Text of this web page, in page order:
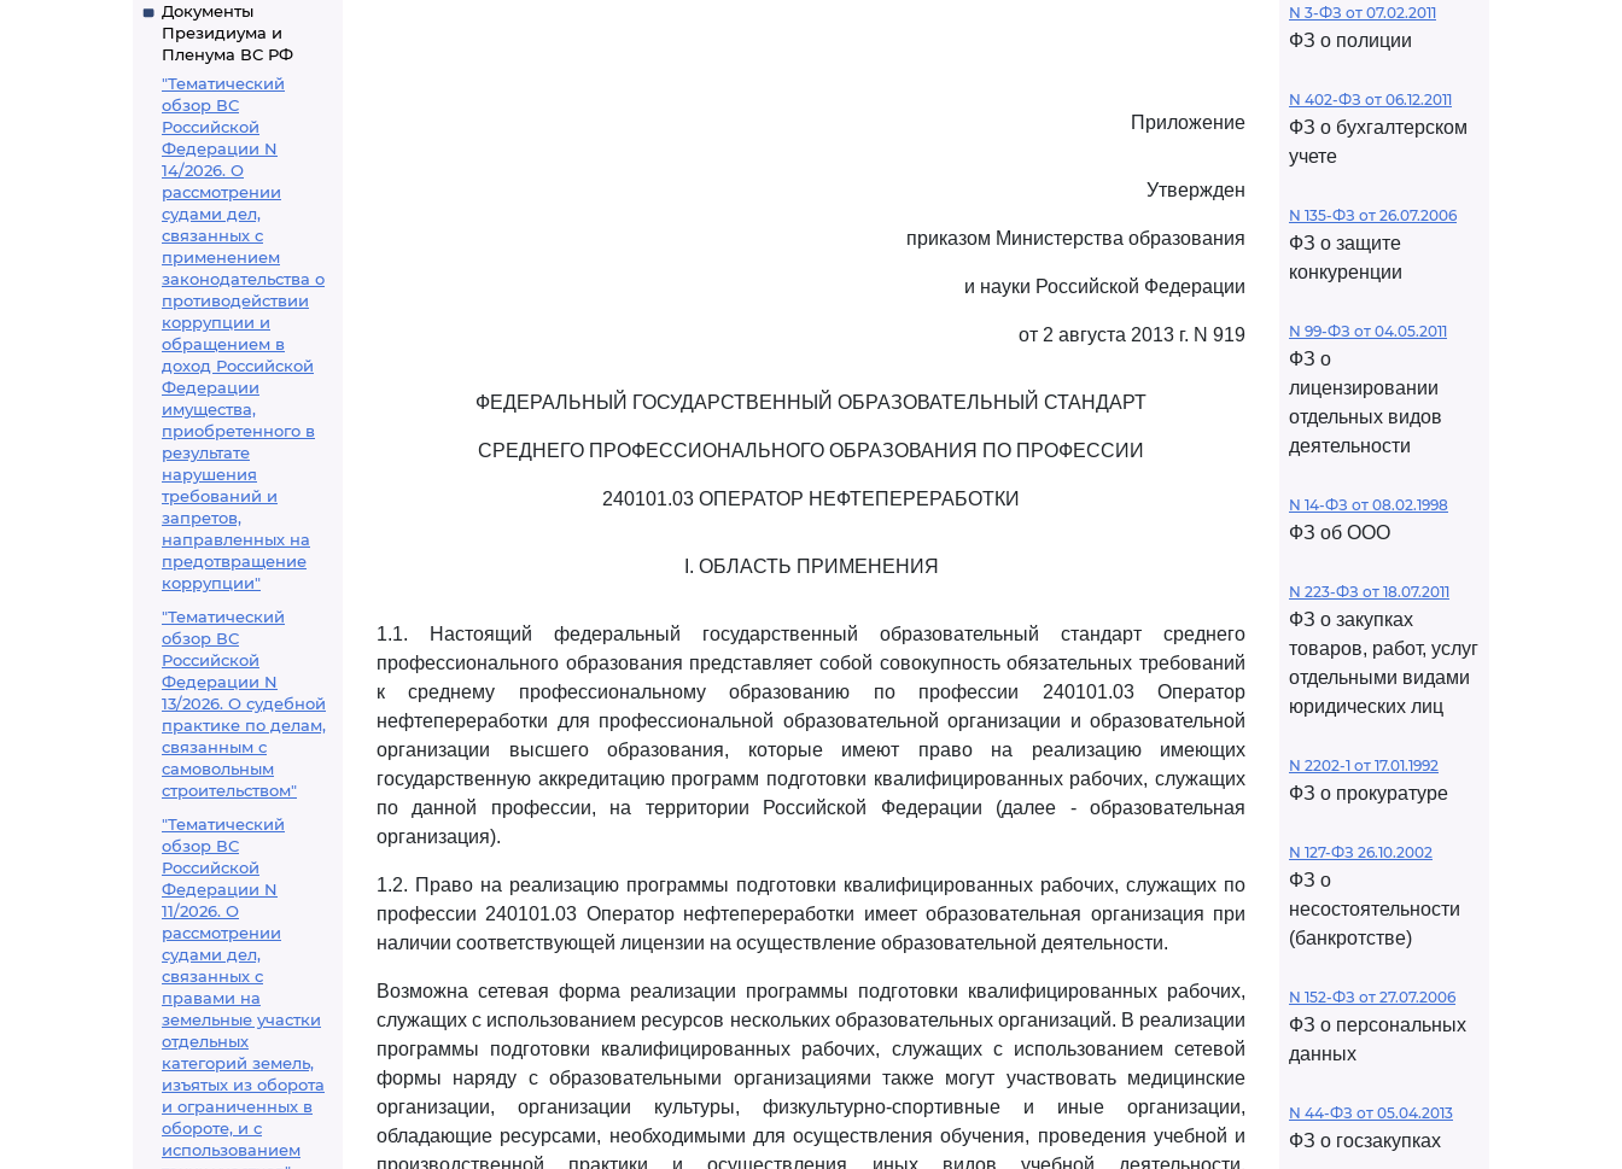
Документы
Президиума и
Пленума ВС РФ
"Тематический
обзор ВС
Российской
Федерации N
14/2026. О
рассмотрении
судами дел,
связанных с
применением
законодательства о
противодействии
коррупции и
обращением в
доход Российской
Федерации
имущества,
приобретенного в
результате
нарушения
требований и
запретов,
направленных на
предотвращение
коррупции"
"Тематический
обзор ВС
Российской
Федерации N
13/2026. О судебной
практике по делам,
связанным с
самовольным
строительством"
"Тематический
обзор ВС
Российской
Федерации N
11/2026. О
рассмотрении
судами дел,
связанных с
правами на
земельные участки
отдельных
категорий земель,
изъятых из оборота
и ограниченных в
обороте, и с
использованием
Приложение
Утвержден
приказом Министерства образования
и науки Российской Федерации
от 2 августа 2013 г. N 919
ФЕДЕРАЛЬНЫЙ ГОСУДАРСТВЕННЫЙ ОБРАЗОВАТЕЛЬНЫЙ СТАНДАРТ
СРЕДНЕГО ПРОФЕССИОНАЛЬНОГО ОБРАЗОВАНИЯ ПО ПРОФЕССИИ
240101.03 ОПЕРАТОР НЕФТЕПЕРЕРАБОТКИ
I. ОБЛАСТЬ ПРИМЕНЕНИЯ
1.1. Настоящий федеральный государственный образовательный стандарт среднего
профессионального образования представляет собой совокупность обязательных требований
к среднему профессиональному образованию по профессии 240101.03 Оператор
нефтепереработки для профессиональной образовательной организации и образовательной
организации высшего образования, которые имеют право на реализацию имеющих
государственную аккредитацию программ подготовки квалифицированных рабочих, служащих
по данной профессии, на территории Российской Федерации (далее - образовательная
организация).
1.2. Право на реализацию программы подготовки квалифицированных рабочих, служащих по
профессии 240101.03 Оператор нефтепереработки имеет образовательная организация при
наличии соответствующей лицензии на осуществление образовательной деятельности.
Возможна сетевая форма реализации программы подготовки квалифицированных рабочих,
служащих с использованием ресурсов нескольких образовательных организаций. В реализации
программы подготовки квалифицированных рабочих, служащих с использованием сетевой
формы наряду с образовательными организациями также могут участвовать медицинские
организации, организации культуры, физкультурно-спортивные и иные организации,
обладающие ресурсами, необходимыми для осуществления обучения, проведения учебной и
производственной практики и осуществления иных видов учебной деятельности,
N 3-ФЗ от 07.02.2011
ФЗ о полиции
N 402-ФЗ от 06.12.2011
ФЗ о бухгалтерском
учете
N 135-ФЗ от 26.07.2006
ФЗ о защите
конкуренции
N 99-ФЗ от 04.05.2011
ФЗ о
лицензировании
отдельных видов
деятельности
N 14-ФЗ от 08.02.1998
ФЗ об ООО
N 223-ФЗ от 18.07.2011
ФЗ о закупках
товаров, работ, услуг
отдельными видами
юридических лиц
N 2202-1 от 17.01.1992
ФЗ о прокуратуре
N 127-ФЗ 26.10.2002
ФЗ о
несостоятельности
(банкротстве)
N 152-ФЗ от 27.07.2006
ФЗ о персональных
данных
N 44-ФЗ от 05.04.2013
ФЗ о госзакупках